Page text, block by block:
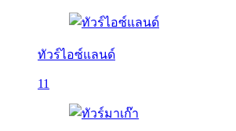
ทัวร์ไอซ์แลนด์
11